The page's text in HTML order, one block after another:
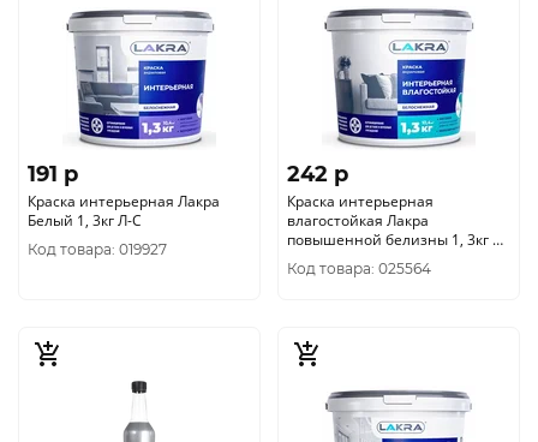
191 p
Краска интерьерная Лакра
Белый 1, 3кг Л-С
Код товара: 019927
242 p
Краска интерьерная
влагостойкая Лакра
повышенной белизны 1, 3кг Л-
С
Код товара: 025564